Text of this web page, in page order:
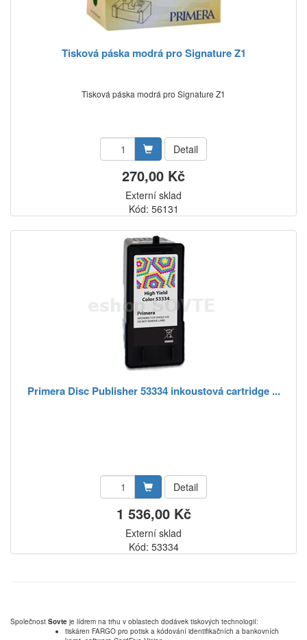
Tisková páska modrá pro Signature Z1
Tisková páska modrá pro Signature Z1
Detail
270,00 Kč
Externí sklad
Kód: 56131
Primera Disc Publisher 53334 inkoustová cartridge ...
Detail
1 536,00 Kč
Externí sklad
Kód: 53334
Společnost Sovte je lídrem na trhu v oblastech dodávek tiskových technologií:
tiskáren FARGO pro potisk a kódování identifikačních a bankovních